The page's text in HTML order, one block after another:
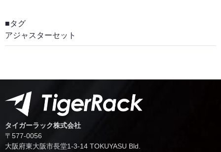
■タグ
アジャスターセット
タイガーラック株式会社
〒577-0056
⼤阪府東⼤阪市⻑堂1-3-14 TOKUYASU Bld.